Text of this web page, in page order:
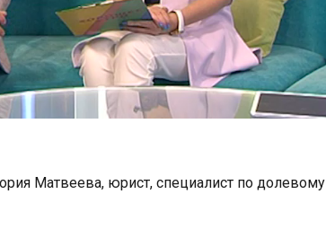
Матвеева, юрист, специалист по долевому